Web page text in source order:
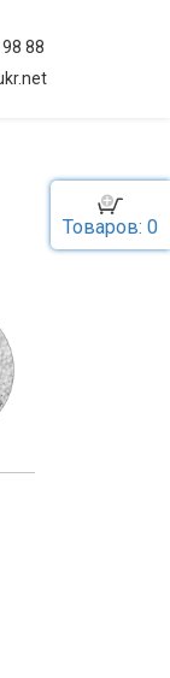
Товаров: 0
88